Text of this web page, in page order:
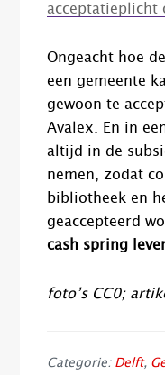
acceptatieplicht
Ongeacht hoe
een gemeente
gewoon te
Avalex. En in
altijd in de
nemen, zodat
bibliotheek en
geaccepteerd
cash spring
foto’s CC0;
Categorie: Delft,